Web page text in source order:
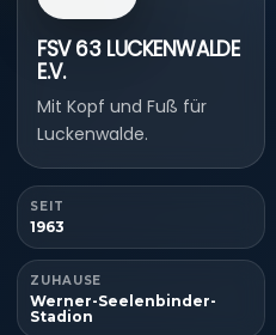
FSV 63 LUCKENWALDE
E.V.
Mit Kopf und Fuß für
Luckenwalde.
SEIT
1963
ZUHAUSE
Werner-Seelenbinder-
Stadion